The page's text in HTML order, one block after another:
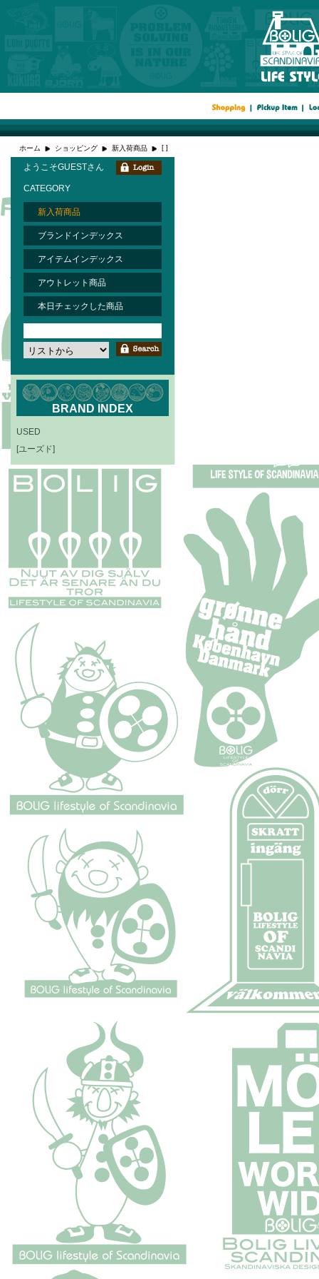
ホーム ショッピング 新入荷商品 [ ]
ようこそGUESTさん
CATEGORY
新入荷商品
ブランドインデックス
アイテムインデックス
アウトレット商品
本日チェックした商品
BRAND INDEX
USED
[ユーズド]